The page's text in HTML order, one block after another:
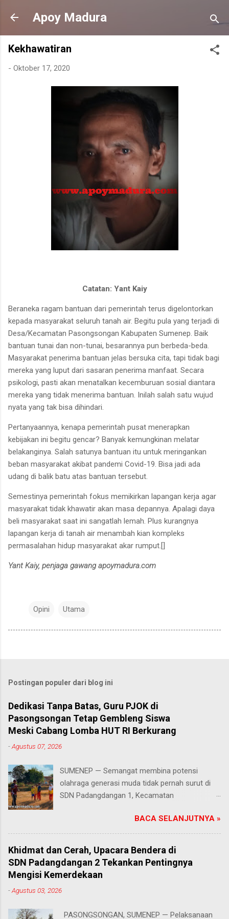
Langsung ke konten utama
Apoy Madura
Kekhawatiran
- Oktober 17, 2020
Catatan: Yant Kaiy
Beraneka ragam bantuan dari pemerintah terus digelontorkan
kepada masyarakat seluruh tanah air. Begitu pula yang terjadi di
Desa/Kecamatan Pasongsongan Kabupaten Sumenep. Baik
bantuan tunai dan non-tunai, besarannya pun berbeda-beda.
Masyarakat penerima bantuan jelas bersuka cita, tapi tidak bagi
mereka yang luput dari sasaran penerima manfaat. Secara
psikologi, pasti akan menatalkan kecemburuan sosial diantara
mereka yang tidak menerima bantuan. Inilah salah satu wujud
nyata yang tak bisa dihindari.
Pertanyaannya, kenapa pemerintah pusat menerapkan
kebijakan ini begitu gencar? Banyak kemungkinan melatar
belakanginya. Salah satunya bantuan itu untuk meringankan
beban masyarakat akibat pandemi Covid-19. Bisa jadi ada
udang di balik batu atas bantuan tersebut.
Semestinya pemerintah fokus memikirkan lapangan kerja agar
masyarakat tidak khawatir akan masa depannya. Apalagi daya
beli masyarakat saat ini sangatlah lemah. Plus kurangnya
lapangan kerja di tanah air menambah kian kompleks
permasalahan hidup masyarakat akar rumput.[]
Yant Kaiy, penjaga gawang apoymadura.com
Opini Utama
Postingan populer dari blog ini
Dedikasi Tanpa Batas, Guru PJOK di
Pasongsongan Tetap Gembleng Siswa
Meski Cabang Lomba HUT RI Berkurang
-Agustus 07, 2026
SUMENEP — Semangat membina potensi
olahraga generasi muda tidak pernah surut di
SDN Padangdangan 1, Kecamatan
(5/8/2026) Meski beberapa cabang olahraga
tidak masuk dalam daftar kompetisi perayaan
Hari Ulang Tahun (HUT) Kemerdekaan Republik
Indonesia tahun ini, proses latihan bagi para
siswa tetap berjalan penuh antusias. Risqon
Olahraga, dan Kesehatan (PJOK) di sekolah
BACA SELANJUTNYA »
Khidmat dan Cerah, Upacara Bendera di
SDN Padangdangan 2 Tekankan Pentingnya
Mengisi Kemerdekaan
-Agustus 03, 2026
PASONGSONGAN, SUMENEP — Pelaksanaan